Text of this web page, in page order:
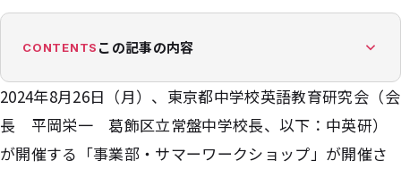
CONTENTS この記事の内容
2024年8月26日（月）、東京都中学校英語教育研究会（会
長 平岡栄一 葛飾区立常盤中学校長、以下：中英研）
が開催する「事業部・サマーワークショップ」が開催さ